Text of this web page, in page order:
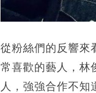
從粉絲們的反響來
常喜歡的藝人，林
人，強強合作不